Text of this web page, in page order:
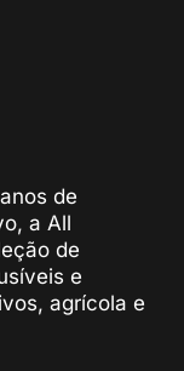
de
a All
de
e
agrícola e